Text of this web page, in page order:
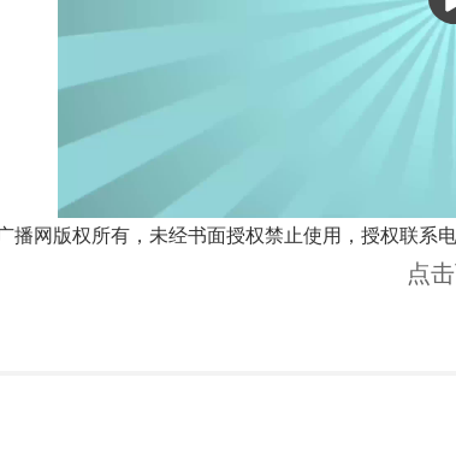
播网版权所有，未经书面授权禁止使用，授权联系
点